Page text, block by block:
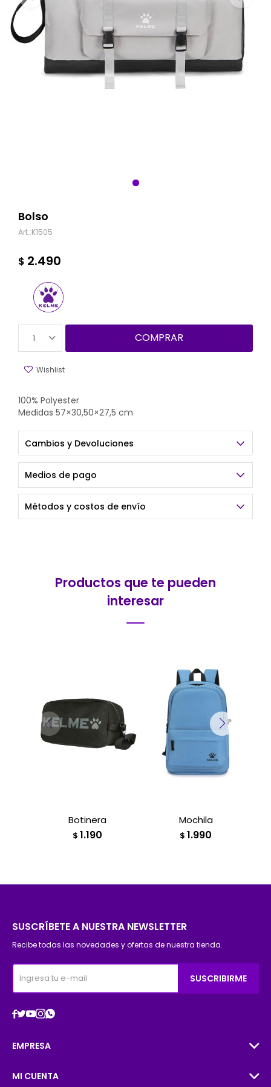
Bolso
K1505
$ 2.490
1 COMPRAR
100% Polyester
Medidas 57×30,50×27,5 cm
Cambios y Devoluciones
Medios de pago
Métodos y costos de envío
Productos que te pueden
interesar
Botinera
$ 1.190
Mochila
$ 1.990
SUSCRÍBETE A NUESTRA NEWSLETTER
Recibe todas las novedades y ofertas de nuestra tienda.
SUSCRIBIRME

EMPRESA
MI CUENTA